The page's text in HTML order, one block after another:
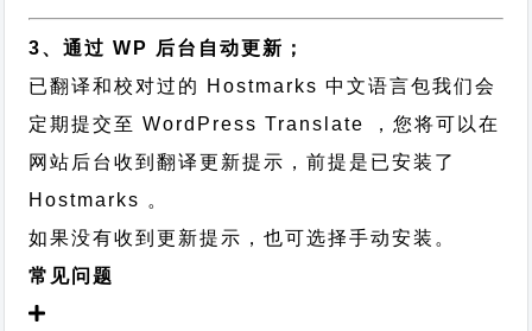
3、通过 WP 后台自动更新；
已翻译和校对过的 Hostmarks 中文语言包我们会
定期提交至 WordPress Translate ，您将可以在
网站后台收到翻译更新提示，前提是已安装了
Hostmarks 。
如果没有收到更新提示，也可选择手动安装。
常见问题